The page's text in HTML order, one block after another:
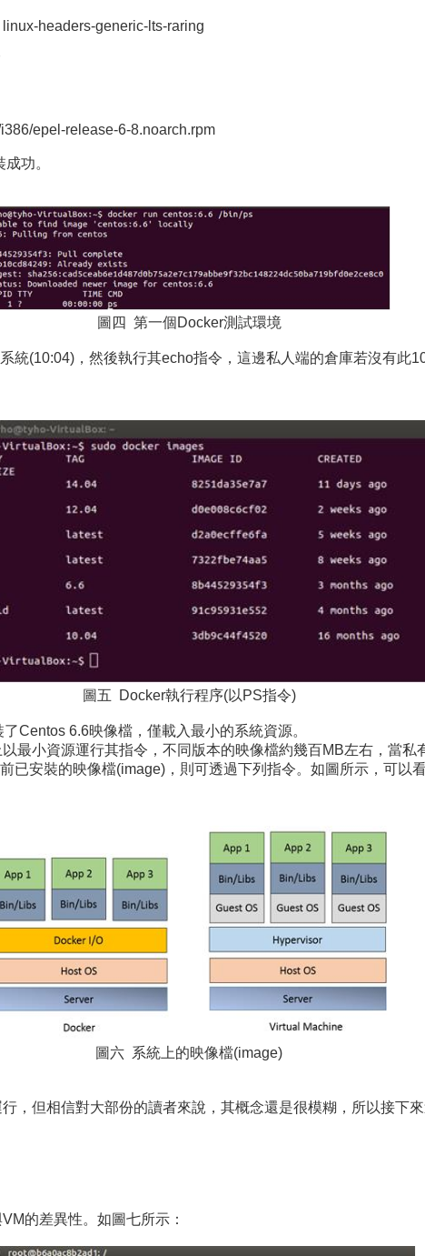
headers-generic-lts-raring
epel-release-6-8.noarch.rpm
功。
圖四 第一個Docker測試環境
統(10:04)，然後執行其echo指令，這邊私人端的倉庫若沒有此
圖五 Docker執行程序(以PS指令)
Centos 6.6映像檔，僅載入最小的系統資源。
最小資源運行其指令，不同版本的映像檔約幾百MB左右，當
已安裝的映像檔(image)，則可透過下列指令。如圖所示，可以
圖六 系統上的映像檔(image)
，但相信對大部份的讀者來說，其概念還是很模糊，所以接下
的差異性。如圖七所示：